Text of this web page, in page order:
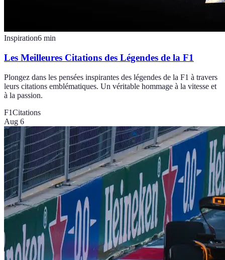
Inspiration6 min
Les Meilleures Citations des Légendes de la F1
Plongez dans les pensées inspirantes des légendes de la F1 à travers
leurs citations emblématiques. Un véritable hommage à la vitesse et
à la passion.
F1Citations
Aug 6